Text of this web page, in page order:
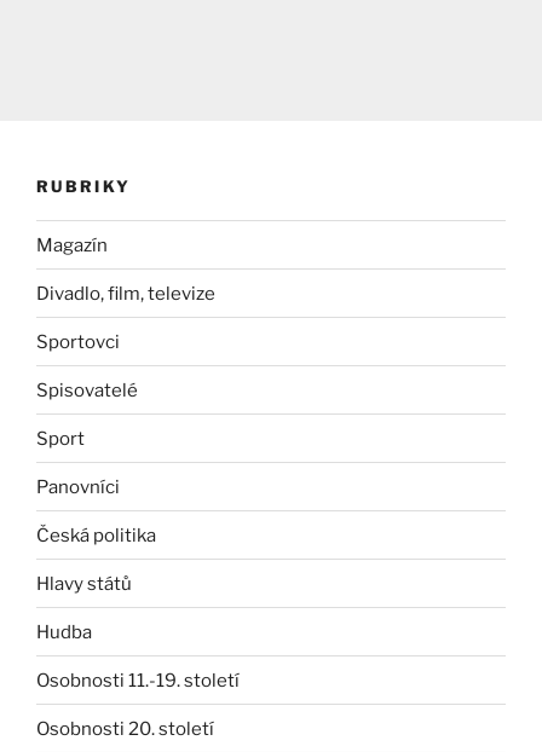
RUBRIKY
Magazín
Divadlo, film, televize
Sportovci
Spisovatelé
Sport
Panovníci
Česká politika
Hlavy států
Hudba
Osobnosti 11.-19. století
Osobnosti 20. století